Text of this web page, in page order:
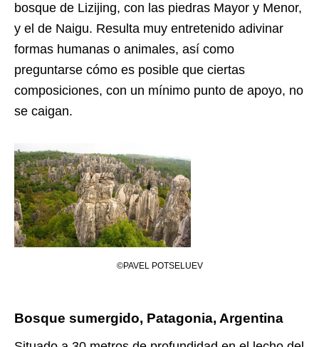
bosque de Lizijing, con las piedras Mayor y Menor,
y el de Naigu. Resulta muy entretenido adivinar
formas humanas o animales, así como
preguntarse cómo es posible que ciertas
composiciones, con un mínimo punto de apoyo, no
se caigan.
©PAVEL POTSELUEV
Bosque sumergido, Patagonia, Argentina